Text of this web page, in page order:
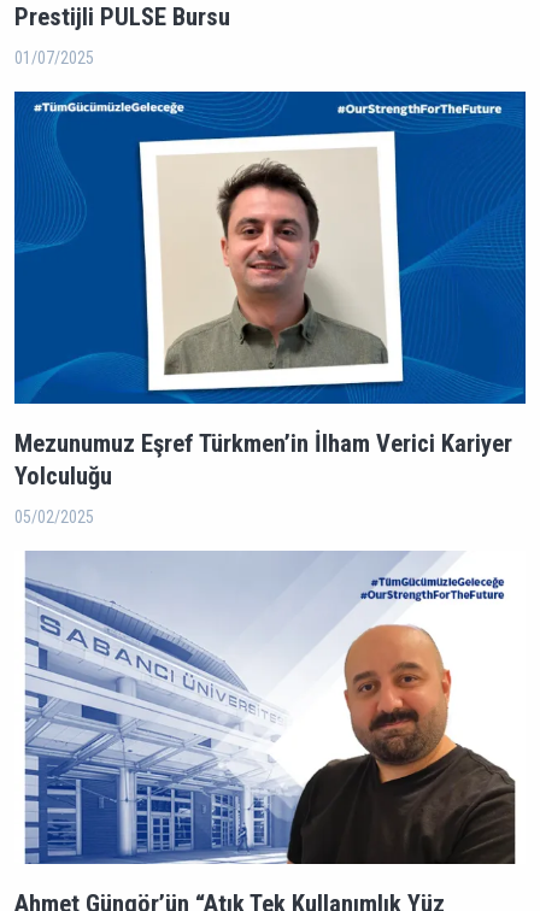
Prestijli PULSE Bursu
01/07/2025
Mezunumuz Eşref Türkmen’in İlham Verici Kariyer
Yolculuğu
05/02/2025
Ahmet Güngör’ün “Atık Tek Kullanımlık Yüz